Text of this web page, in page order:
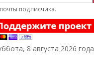
подписчика.
8 августа 2026 года